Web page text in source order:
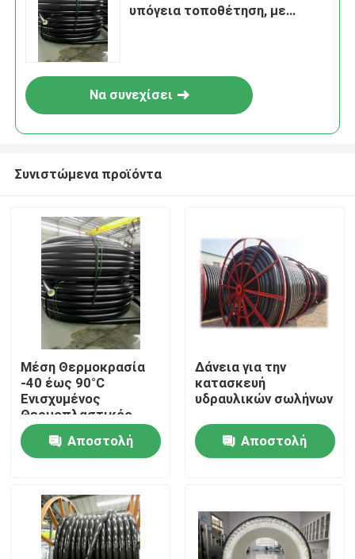
Αρχική Σελίδα
Προϊόντα
Εμφάνιση VR
υπόγεια τοποθέτηση, με
Να συνεχίσει
Συνιστώμενα προϊόντα
Μέση Θερμοκρασία
-40 έως 90°C
Ενισχυμένος
Θερμοπλαστικός
Σωλήνας με Υψηλή
Αντοχή στη
Διάβρωση και
Κατασκευή
Αποστολή
Δάνεια για την
κατασκευή
υδραυλικών σωλήνων
Αποστολή